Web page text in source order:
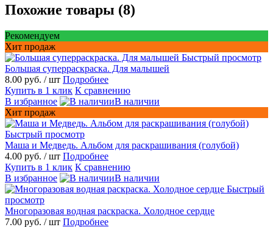
Похожие товары (8)
Рекомендуем
Хит продаж
Быстрый просмотр
Большая суперраскраска. Для малышей
8.00 руб. / шт Подробнее
Купить в 1 клик К сравнению
В избранное
В наличии
Хит продаж
Быстрый просмотр
Маша и Медведь. Альбом для раскрашивания (голубой)
4.00 руб. / шт Подробнее
Купить в 1 клик К сравнению
В избранное
В наличии
Быстрый
просмотр
Многоразовая водная раскраска. Холодное сердце
7.00 руб. / шт Подробнее